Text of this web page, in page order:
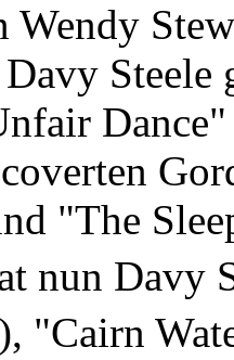
Steele
"The
nun Davy
), "Cairn